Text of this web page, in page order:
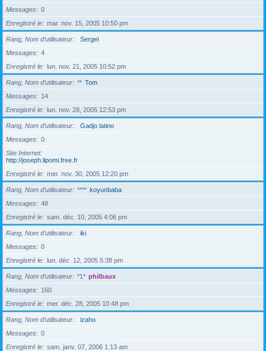
Messages
0
Enregistré le
mar. nov. 15, 2005 10:50 pm
Rang, Nom d’utilisateur
Sergeï
Messages
4
Enregistré le
lun. nov. 21, 2005 10:52 pm
Rang, Nom d’utilisateur ** Tom
Messages
14
Enregistré le
lun. nov. 28, 2005 12:53 pm
Rang, Nom d’utilisateur
Gadjo latino
Messages
0
Site Internet
http://joseph.lipomi.free.fr
Enregistré le
mer. nov. 30, 2005 12:20 pm
Rang, Nom d’utilisateur **** koyunbaba
Messages
48
Enregistré le
sam. déc. 10, 2005 4:06 pm
Rang, Nom d’utilisateur
iki
Messages
0
Enregistré le
lun. déc. 12, 2005 5:38 pm
Rang, Nom d’utilisateur *1* philbaux
Messages
160
Enregistré le
mer. déc. 28, 2005 10:48 pm
Rang, Nom d’utilisateur
izaho
Messages
0
Enregistré le
sam. janv. 07, 2006 1:13 am